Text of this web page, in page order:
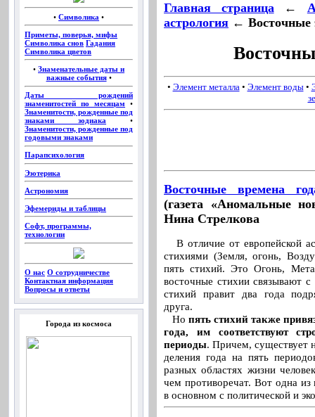
• Символика •
Приметы, поверья, мифы
Символика снов Гадания
Символика цветов
• Знаменательные даты и
важные события•
Даты рождений
знаменитостей по месяцам
•
Знаменитости, рожденные под
знаками зодиака
•
Знаменитости, рожденные под
годовыми знаками
Парапсихология
Эзотерика
Астрономия
Эфемериды и таблицы
Софт, программы,
технологии
О нас О сотрудничестве
Контактная информация
Вопросы и ответы
Города из космоса
Главная страница←
астрология ← Восточные
• Элемент металла• Элемент воды•
Восточные времена
(газета «Аномальные
Нина Стрелкова
В отличие от европейской
стихиями (Земля, огонь,
пять стихий. Это Огонь,
восточные стихии связывают
стихий правит два года
друга.
Но пять стихий также
года, им соответствуют
периоды. Причем, существует
деления года на пять
разных областях жизни
чем противоречат. Вот одна из
в основном с политической и